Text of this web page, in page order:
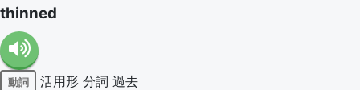
thinned
動詞 活用形 分詞 過去